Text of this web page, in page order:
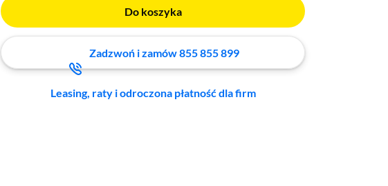
Do koszyka
Zadzwoń i zamów 855 855 899
Leasing, raty i odroczona płatność dla firm